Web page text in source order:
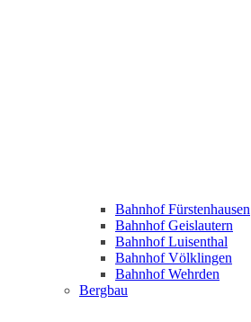
Bahnhof Fürstenhausen
Bahnhof Geislautern
Bahnhof Luisenthal
Bahnhof Völklingen
Bahnhof Wehrden
Bergbau